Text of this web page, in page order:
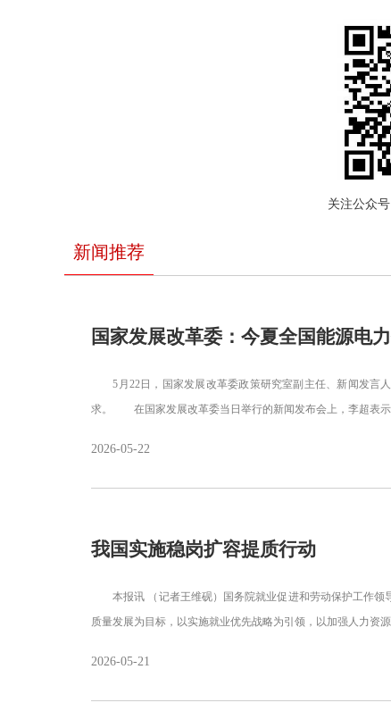
关注公众
新闻推荐
国家发展改革委：今夏全国能源电
5月22日，国家发展改革委政策研究室副主任、新闻发言
求。 在国家发展改革委当日举行的新闻发布会上，李超表示
2026-05-22
我国实施稳岗扩容提质行动
本报讯 （记者王维砚）国务院就业促进和劳动保护工作领
质量发展为目标，以实施就业优先战略为引领，以加强人力资
2026-05-21